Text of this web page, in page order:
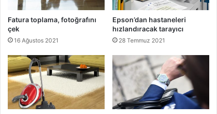
Fatura toplama, fotoğrafını
çek
16 Ağustos 2021
Epson’dan hastaneleri
hızlandıracak tarayıcı
28 Temmuz 2021